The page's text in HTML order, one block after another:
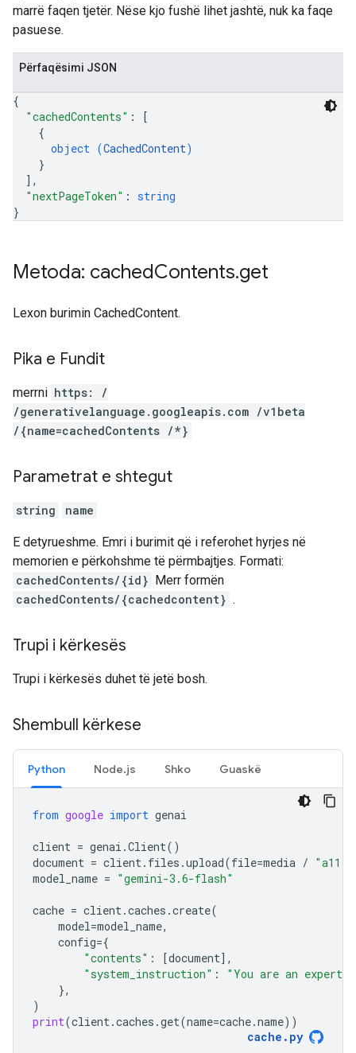
marrë faqen tjetër. Nëse kjo fushë lihet jashtë, nuk ka faqe
pasuese.
Përfaqësimi JSON
{
"cachedContents" :
[
{
object (CachedContent)
}
] ,
"nextPageToken" : string
}
Metoda: cachedContents.get
Lexon burimin CachedContent.
Pika e Fundit
merrni https: /
/generativelanguage.googleapis.com /v1beta
/{name=cachedContents /*}
Parametrat e shtegut
string name
E detyrueshme. Emri i burimit që i referohet hyrjes në
memorien e përkohshme të përmbajtjes. Formati:
cachedContents/{id} Merr formën
cachedContents/{cachedcontent} .
Trupi i kërkesës
Trupi i kërkesës duhet të jetë bosh.
Shembull kërkese
Python Node.js Shko Guaskë
from google import genai
client = genai .Client()
document = client. files .upload(file=media /
model_name = "gemini-3.6-flash"
cache = client.caches .create(
model=model_name,
config={
"contents" : [document],
"system_instruction" :
"You are an expert
},
)
print(client.caches .get(name=cache.name))
cache . py